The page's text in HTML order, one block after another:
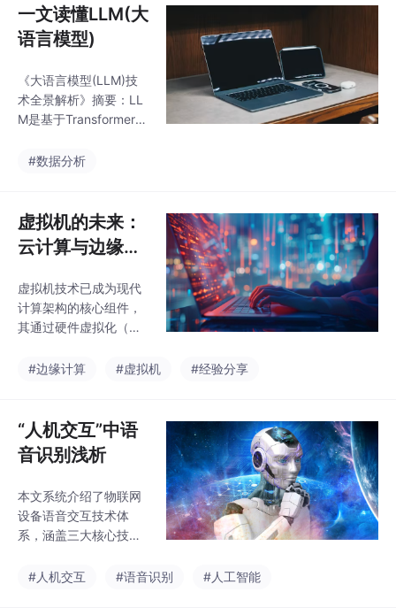
演进历程，从波形拼接
到现代神经网络合成；
探讨了语音识别的双模
方案；并分析了自然语
言处理的实现难点。同
时阐述了硬件创新方
和多模态交互融合。文
例，以及安全防护体系
构建。最后前瞻性
一文读懂LLM(大
语言模型)
《大语言模型(LLM)技
术全景解析》摘要：LL
M是基于Transformer架
过海量数据训练实现强
意力机制、预训练-微调
策略和规模效应，可应
用于文本生成、智能客
域。尽管在数据偏见、
计算成本和安全性方面
存在局限，但以GPT、
品和LLaMA等开源生态
理、专业化应用
#数据分析
虚拟机的未来：
云计算与边缘计
（一）
虚拟机技术已成为现代
计算架构的核心组件，
其通过硬件虚拟化（全/
虚拟化（容器）两种主
层。主流技术包括VMw
are Hyper-V和开源KV
M，广泛应用于企业私
合云环境。当前发展趋
势聚焦于：跨平台迁移
标准化（OCI/Kata）、
及边缘计算场景中的轻
#边缘计算 #虚拟机 #经验分享
“人机交互”中语
音识别浅析
本文系统介绍了物联网
设备语音交互技术体
系，涵盖三大核心技
自然语言处理(NLP)和
#人机交互 #语音识别 #人工智能